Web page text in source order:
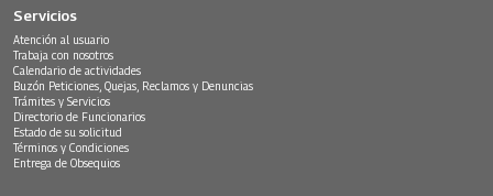
Servicios
Atención al usuario
Trabaja con nosotros
Calendario de actividades
Buzón Peticiones, Quejas, Reclamos y Denuncias
Trámites y Servicios
Directorio de Funcionarios
Estado de su solicitud
Términos y Condiciones
Entrega de Obsequios